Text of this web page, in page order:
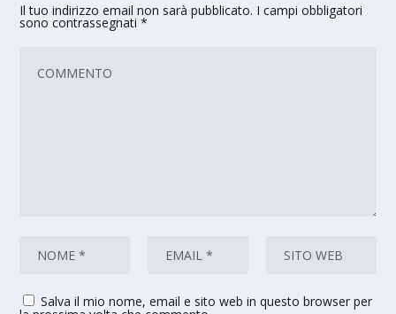
Il tuo indirizzo email non sarà pubblicato. I campi obbligatori
sono contrassegnati*
Salva il mio nome, email e sito web in questo browser per